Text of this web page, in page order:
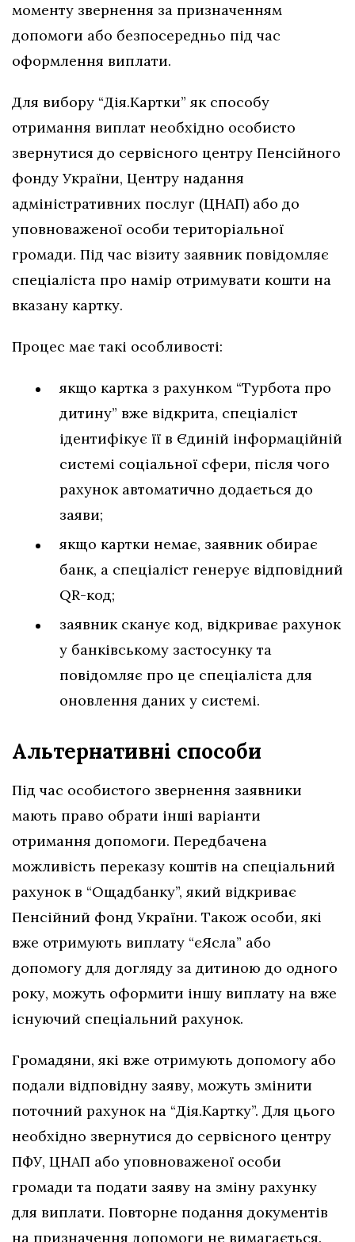
моменту звернення за призначенням
допомоги або безпосередньо під час
оформлення виплати.
Для вибору “Дія.Картки” як способу
отримання виплат необхідно особисто
звернутися до сервісного центру Пенсійного
фонду України, Центру надання
адміністративних послуг (ЦНАП) або до
уповноваженої особи територіальної
громади. Під час візиту заявник повідомляє
спеціаліста про намір отримувати кошти на
вказану картку.
Процес має такі особливості:
якщо картка з рахунком “Турбота про
дитину” вже відкрита, спеціаліст
ідентифікує її в Єдиній інформаційній
системі соціальної сфери, після чого
рахунок автоматично додається до
заяви;
якщо картки немає, заявник обирає
банк, а спеціаліст генерує відповідний
QR-код;
заявник сканує код, відкриває рахунок
у банківському застосунку та
повідомляє про це спеціаліста для
оновлення даних у системі.
Альтернативні способи
Під час особистого звернення заявники
мають право обрати інші варіанти
отримання допомоги. Передбачена
можливість переказу коштів на спеціальний
рахунок в “Ощадбанку”, який відкриває
Пенсійний фонд України. Також особи, які
вже отримують виплату “єЯсла” або
допомогу для догляду за дитиною до одного
року, можуть оформити іншу виплату на вже
існуючий спеціальний рахунок.
Громадяни, які вже отримують допомогу або
подали відповідну заяву, можуть змінити
поточний рахунок на “Дія.Картку”. Для цього
необхідно звернутися до сервісного центру
ПФУ, ЦНАП або уповноваженої особи
громади та подати заяву на зміну рахунку
для виплати. Повторне подання документів
на призначення допомоги не вимагається.